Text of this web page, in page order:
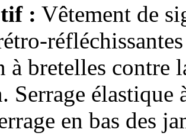
: Vêtement de
à bretelles contre
Serrage élastique
en bas des